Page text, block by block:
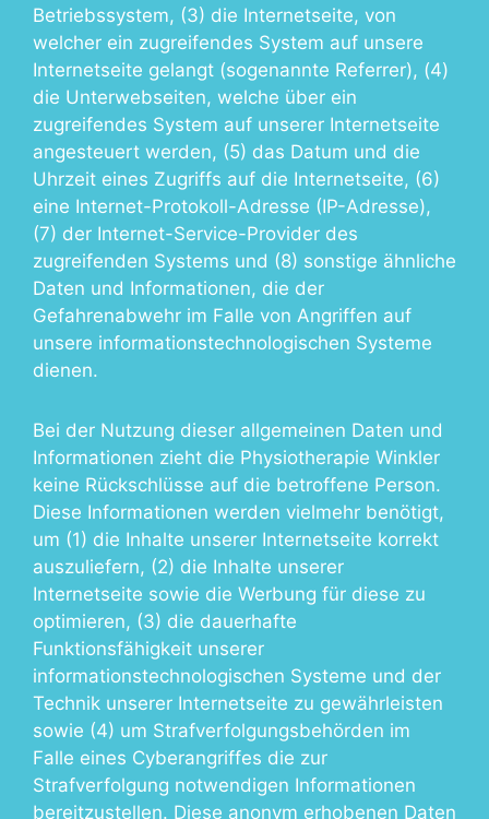
Betriebssystem, (3) die Internetseite, von
welcher ein zugreifendes System auf unsere
Internetseite gelangt (sogenannte Referrer), (4)
die Unterwebseiten, welche über ein
zugreifendes System auf unserer Internetseite
angesteuert werden, (5) das Datum und die
Uhrzeit eines Zugriffs auf die Internetseite, (6)
eine Internet-Protokoll-Adresse (IP-Adresse),
(7) der Internet-Service-Provider des
zugreifenden Systems und (8) sonstige ähnliche
Daten und Informationen, die der
Gefahrenabwehr im Falle von Angriffen auf
unsere informationstechnologischen Systeme
dienen.
Bei der Nutzung dieser allgemeinen Daten und
Informationen zieht die Physiotherapie Winkler
keine Rückschlüsse auf die betroffene Person.
Diese Informationen werden vielmehr benötigt,
um (1) die Inhalte unserer Internetseite korrekt
auszuliefern, (2) die Inhalte unserer
Internetseite sowie die Werbung für diese zu
optimieren, (3) die dauerhafte
Funktionsfähigkeit unserer
informationstechnologischen Systeme und der
Technik unserer Internetseite zu gewährleisten
sowie (4) um Strafverfolgungsbehörden im
Falle eines Cyberangriffes die zur
Strafverfolgung notwendigen Informationen
bereitzustellen. Diese anonym erhobenen Daten